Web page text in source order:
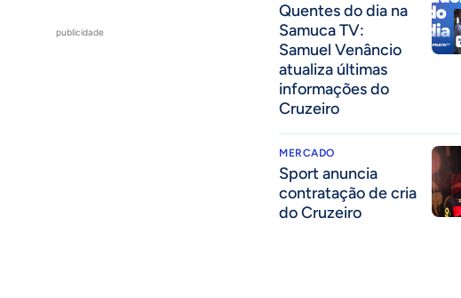
publicidade
Quentes do dia na
Samuca TV:
Samuel Venâncio
atualiza últimas
informações do
Cruzeiro
MERCADO
Sport anuncia
contratação de cria
do Cruzeiro